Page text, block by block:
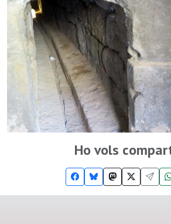
Ho vols